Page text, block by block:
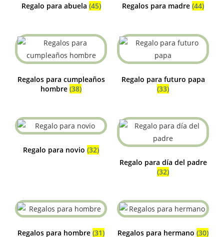
Regalo para abuela (45) Regalos para madre (44)
Regalos para cumpleaños
hombre (38)
Regalo para futuro papa
(33)
Regalo para novio (32)
Regalo para día del padre
(32)
Regalos para hombre (31) Regalos para hermano (30)